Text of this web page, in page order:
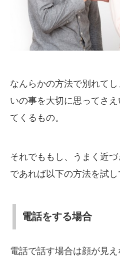
なんらかの方法で別れて
いの事を大切に思ってさ
てくるもの。
それでももし、うまく近
であれば以下の方法を試し
電話をする場合
電話で話す場合は顔が見